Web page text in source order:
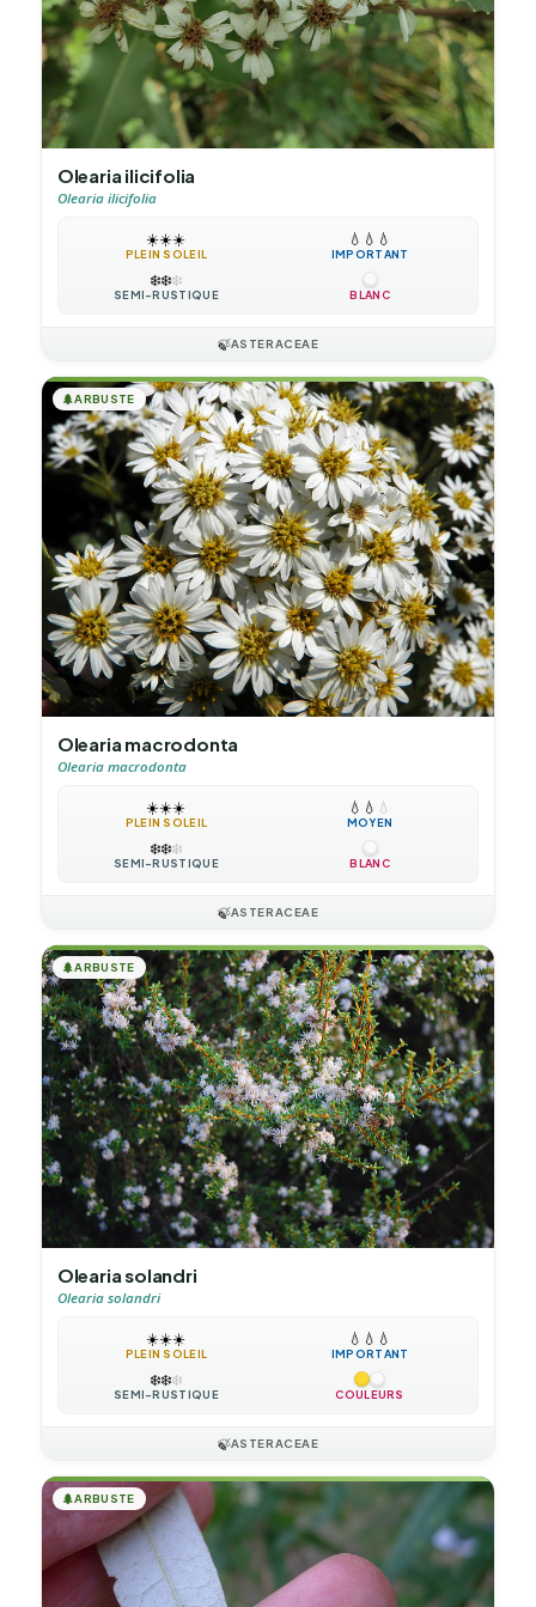
Olearia ilicifolia
Olearia ilicifolia
☀️☀️☀️
PLEIN SOLEIL
💧 💧 💧
IMPORTANT
❄️❄️❄️
SEMI-RUSTIQUE BLANC
🍃ASTERACEAE
🌲ARBUSTE
Olearia macrodonta
Olearia macrodonta
☀️☀️☀️
PLEIN SOLEIL
💧 💧 💧
MOYEN
❄️❄️❄️
SEMI-RUSTIQUE BLANC
🍃ASTERACEAE
🌲ARBUSTE
Olearia solandri
Olearia solandri
☀️☀️☀️
PLEIN SOLEIL
💧 💧 💧
IMPORTANT
❄️❄️❄️
SEMI-RUSTIQUE COULEURS
🍃ASTERACEAE
🌲ARBUSTE